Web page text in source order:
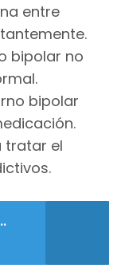
entre
bipolar no
bipolar
tratar el